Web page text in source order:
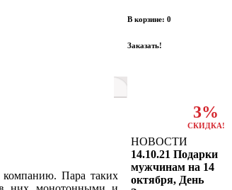
В корзине: 0
Заказать!
компанию. Пара таких
3%
СКИДКА!
НОВОСТИ
14.10.21 Подарки
мужчинам на 14
октября, День